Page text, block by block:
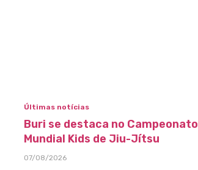
Últimas notícias
Buri se destaca no Campeonato
Mundial Kids de Jiu-Jítsu
07/08/2026